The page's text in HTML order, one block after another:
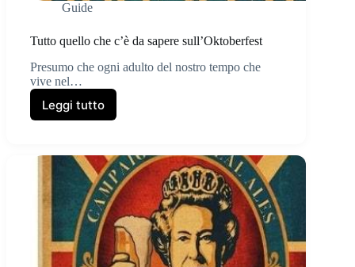
Guide
Tutto quello che c’è da sapere sull’Oktoberfest
Presumo che ogni adulto del nostro tempo che
vive nel…
Leggi tutto
Tutto
c’è
da
sapere
sull’Oktoberfest